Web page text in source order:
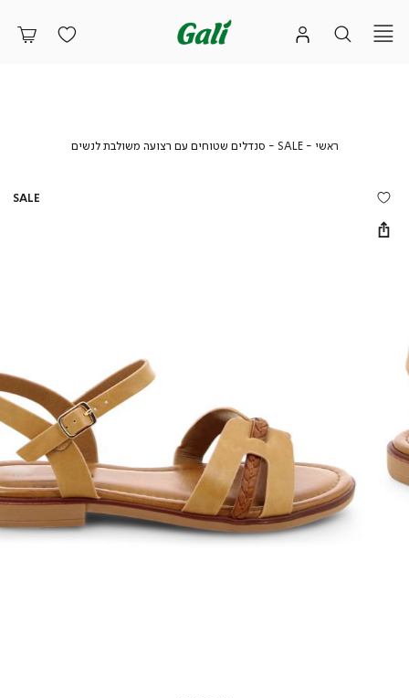
ראשי ראשי
SALE
SALE
סנדלים שטוחים עם רצועה משולבת לנשיםסנדלים
משולבתSALE